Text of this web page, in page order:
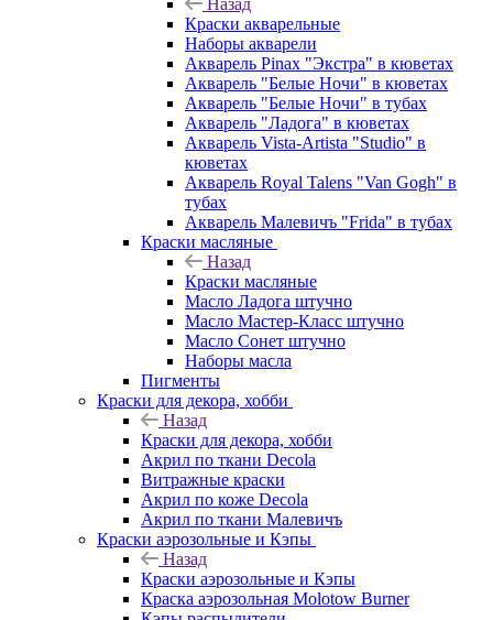
Назад
Краски акварельные
Наборы акварели
Акварель Pinax "Экстра" в кюветах
Акварель "Белые Ночи" в кюветах
Акварель "Белые Ночи" в тубах
Акварель "Ладога" в кюветах
Акварель Vista-Artista "Studio" в
кюветах
Акварель Royal Talens "Van Gogh" в
тубах
Акварель Малевичъ "Frida" в тубах
Краски масляные
Назад
Краски масляные
Масло Ладога штучно
Масло Мастер-Класс штучно
Масло Сонет штучно
Наборы масла
Пигменты
Краски для декора, хобби
Назад
Краски для декора, хобби
Акрил по ткани Decola
Витражные краски
Акрил по коже Decola
Акрил по ткани Малевичъ
Краски аэрозольные и Кэпы
Назад
Краски аэрозольные и Кэпы
Краска аэрозольная Molotow Burner